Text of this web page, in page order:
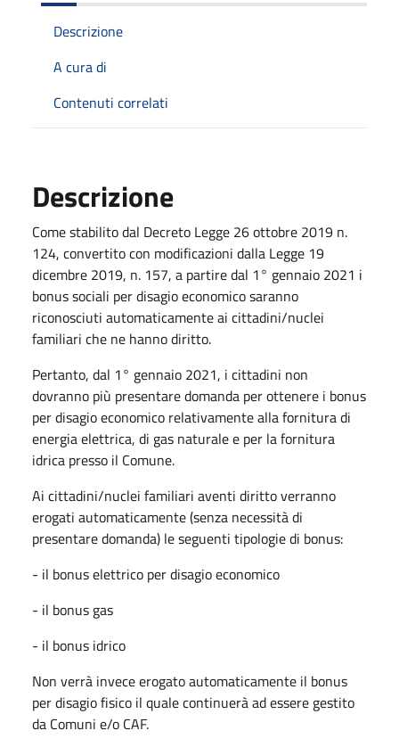
Descrizione
A cura di
Contenuti correlati
Descrizione
Come stabilito dal Decreto Legge 26 ottobre 2019 n.
124, convertito con modificazioni dalla Legge 19
dicembre 2019, n. 157, a partire dal 1° gennaio 2021 i
bonus sociali per disagio economico saranno
riconosciuti automaticamente ai cittadini/nuclei
familiari che ne hanno diritto.
Pertanto, dal 1° gennaio 2021, i cittadini non
dovranno più presentare domanda per ottenere i bonus
per disagio economico relativamente alla fornitura di
energia elettrica, di gas naturale e per la fornitura
idrica presso il Comune.
Ai cittadini/nuclei familiari aventi diritto verranno
erogati automaticamente (senza necessità di
presentare domanda) le seguenti tipologie di bonus:
- il bonus elettrico per disagio economico
- il bonus gas
- il bonus idrico
Non verrà invece erogato automaticamente il bonus
per disagio fisico il quale continuerà ad essere gestito
da Comuni e/o CAF.